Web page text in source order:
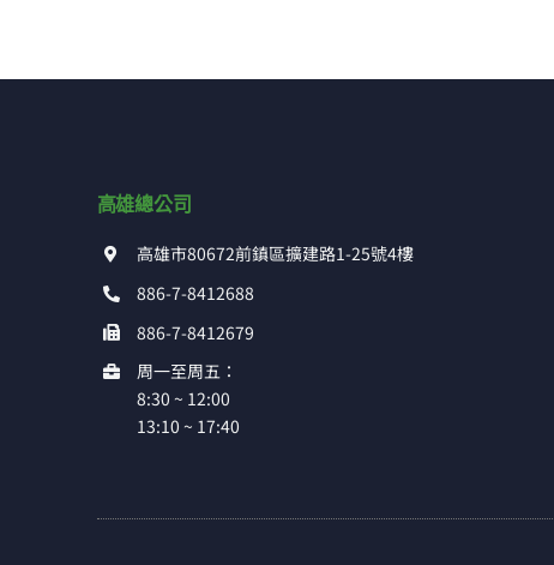
高雄總公司
高雄市80672前鎮區擴建路1-25號4樓
886-7-8412688
886-7-8412679
周一至周五：
8:30 ~ 12:00
13:10 ~ 17:40